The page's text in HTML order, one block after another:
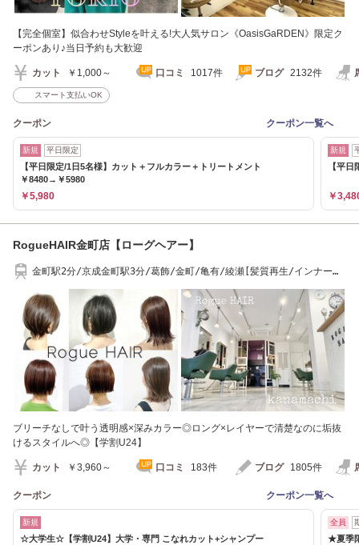
【完全個室】似合わせStyleを叶える!大人気サロン《OasisGaRDEN》限定ク
ーポンあり♪当日予約も大歓迎
カット ￥1,000～ 口コミ 1017件 ブログ 2132件
スマート支払いOK
クーポン クーポン一覧へ
新規 平日限定
【平日限定/1日5名様】カット＋フルカラー＋トリートメント
￥8480→￥5980
￥5,980
新規
【平
￥
RogueHAIR金町店【ローグヘアー】
金町駅2分/京成金町駅3分/葛飾/金町/亀有/綾瀬[髪質再生/インナーカ
ブリーチなしで叶う透明感×深みカラー◎ロング×レイヤーで清楚なのに垢抜
けるスタイルへ◎【学割U24】
カット ￥3,960～ 口コミ 183件 ブログ 1805件
クーポン クーポン一覧へ
新規
☆大学生☆【学割U24】大学・専門 こなれカット+シャンプー
全員
★夏季